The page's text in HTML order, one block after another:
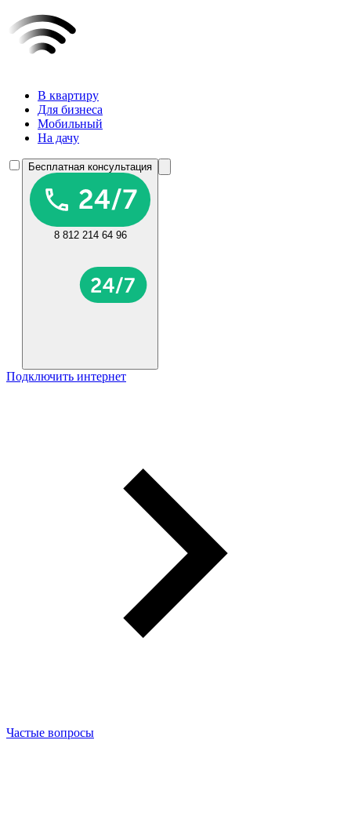
В квартиру
Для бизнеса
Мобильный
На дачу
Бесплатная консультация
8 812 214 64 96
Подключить интернет
Частые вопросы